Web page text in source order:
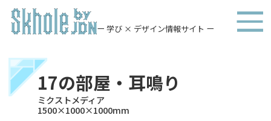
ー 学び × デザイン情報サイト ー
17の部屋・耳鳴り
ミクストメディア
1500×1000×1000mm